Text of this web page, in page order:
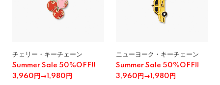
チェリー・キーチェーン
Summer Sale 50%OFF!!
3,960円→1,980円
ニューヨーク・キーチェーン
Summer Sale 50%OFF!!
3,960円→1,980円